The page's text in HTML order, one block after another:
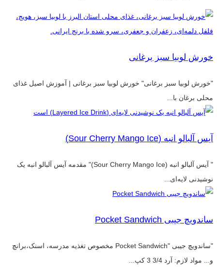
خورش لوبیا سبز برغانی
"خورش لوبیا سبز برغانی" خورش لوبیا سبز برغانی | آموزش اصیل غذای
محلی برغان با...
آیس آلبالو انبه (Sour Cherry Mango Ice)
" آیس آلبالو انبه (Sour Cherry Mango Ice)" مقدمه آیس آلبالو انبه یک
نوشیدنی لایه‌ای...
ساندویچ جیبی Pocket Sandwich
"ساندویچ جیبی "Pocket Sandwich مخصوص تغذیه مدرسه، اسنک،برانچ
و... مواد لازم: آرد 3/4 3 کپ...